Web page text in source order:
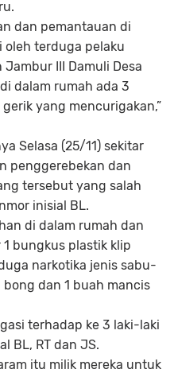
dan pemantauan di
terduga pelaku
III Damuli Desa
dalam rumah ada 3
yang mencurigakan,”
Selasa (25/11) sekitar
penggerebekan dan
tersebut yang salah
inisial BL.
di dalam rumah dan
bungkus plastik klip
narkotika jenis sabu-
dan 1 buah mancis
terhadap ke 3 laki-laki
BL, RT dan JS.
itu milik mereka untuk